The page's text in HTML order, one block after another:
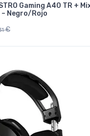
Gaming A40 TR +
Negro/Rojo
€